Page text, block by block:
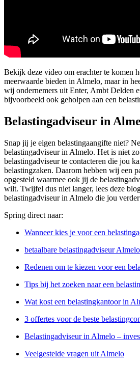
Bekijk deze video om erachter te komen
meerwaarde bieden in Almelo, maar in
wij ondernemers uit Enter, Ambt Delden
bijvoorbeeld ook geholpen aan een
Belastingadviseur in
Snap jij je eigen belastingaangifte niet?
belastingadviseur in Almelo. Het is niet
belastingadviseur te contacteren die jou
belastingzaken. Daarom hebben wij een
opgesteld waarmee ook jij de
wilt. Twijfel dus niet langer, lees deze
belastingadviseur in Almelo die jou
Spring direct naar:
Wanneer kies je voor een
betaalbare belastingadviseur Almelo
Redenen om te kiezen voor een
Tips bij het zoeken naar een
Wat kost een belastingkantoor in
3 offertes voor de beste
Belastingadviseur in Almelo –
Veelgestelde vragen uit Almelo